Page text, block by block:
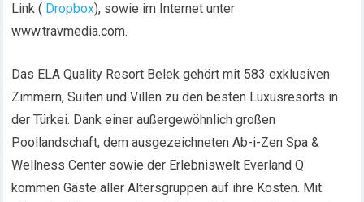
Link ( Dropbox), sowie im Internet unter
www.travmedia.com.
Das ELA Quality Resort Belek gehört mit 583 exklusiven
Zimmern, Suiten und Villen zu den besten Luxusresorts in
der Türkei. Dank einer außergewöhnlich großen
Poollandschaft, dem ausgezeichneten Ab-i-Zen Spa &
Wellness Center sowie der Erlebniswelt Everland Q
kommen Gäste aller Altersgruppen auf ihre Kosten. Mit